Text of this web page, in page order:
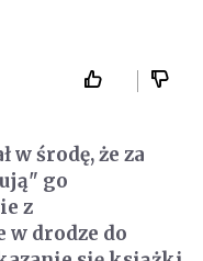
w środę, że za
go
z
drodze do